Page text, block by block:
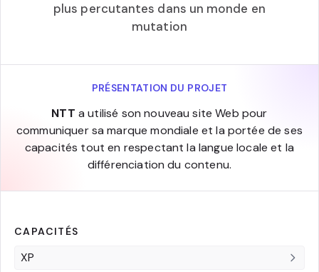
plus percutantes dans un monde en
mutation
PRÉSENTATION DU PROJET
NTT a utilisé son nouveau site Web pour
communiquer sa marque mondiale et la portée de ses
capacités tout en respectant la langue locale et la
différenciation du contenu.
CAPACITÉS
XP